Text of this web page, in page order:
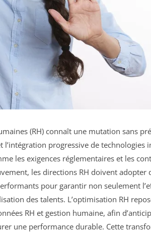
(RH) connaît une mutation sans
progressive de technologies
les exigences réglementaires et les
les directions RH doivent adopter
pour garantir non seulement
des talents. L’optimisation RH
RH et gestion humaine, afin
une performance durable. Cette